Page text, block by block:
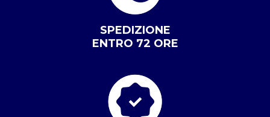
SPEDIZIONE
ENTRO 72 ORE